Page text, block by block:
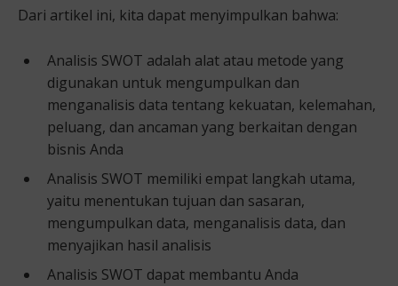
Dari artikel ini, kita dapat menyimpulkan bahwa:
Analisis SWOT adalah alat atau metode yang
digunakan untuk mengumpulkan dan
menganalisis data tentang kekuatan, kelemahan,
peluang, dan ancaman yang berkaitan dengan
bisnis Anda
Analisis SWOT memiliki empat langkah utama,
yaitu menentukan tujuan dan sasaran,
mengumpulkan data, menganalisis data, dan
menyajikan hasil analisis
Analisis SWOT dapat membantu Anda